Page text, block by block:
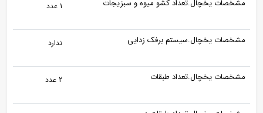
مشخصات یخچال.تعداد کشو میوه و سبزیجات 1 عدد
مشخصات یخچال.سیستم برفک زدایی ندارد
مشخصات یخچال.تعداد طبقات 2 عدد